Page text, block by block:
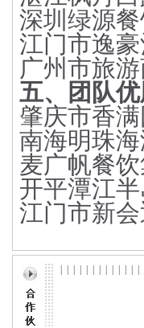
深圳绿源
江门市逸
广州市旅
五、团队
肇庆市香
南海明珠
麦广帆餐
开平潭江
江门市新